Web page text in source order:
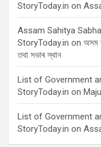
StoryToday.in on
Assam Sahitya
StoryToday.in on অসম
তথা সভাৰ স্থান
List of Government
StoryToday.in on
List of Government
StoryToday.in on